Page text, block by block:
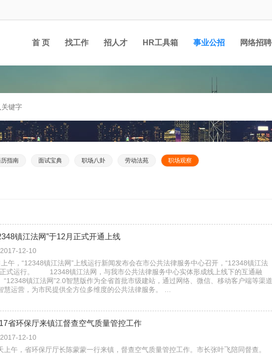
首 页 找工作 招人才 HR工具箱 事业公招 网络招
指南 面试宝典 职场八卦 劳动法苑 职场观察
镇江法网”于12月正式开通上线
2017-12-10
午，“12348镇江法网”上线运行新闻发布会在市公共法律服务中心召开，“12348镇江法
正式运行。 12348镇江法网，与我市公共法律服务中心实体形成线上线下的互通融
“12348镇江法网”2.0智慧版作为全省首批市级建站，通过网络、微信、移动客户端等渠道
慧运营，为市民提供全方位多维度的公共法律服务。 …
省环保厅来镇江督查空气质量管控工作
2017-12-10
上午，省环保厅厅长陈蒙蒙一行来镇，督查空气质量管控工作。市长张叶飞陪同督查。